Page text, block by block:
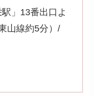
」13番出口よ
山線約5分）/